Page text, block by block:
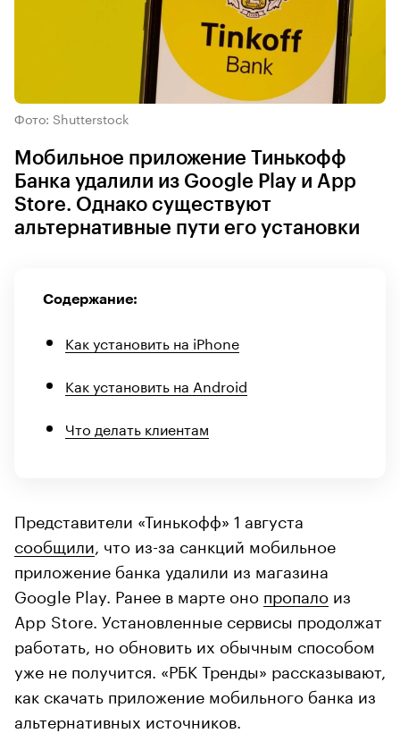
Фото: Shutterstock
Мобильное приложение Тинькофф
Банка удалили из Google Play и App
Store. Однако существуют
альтернативные пути его установки
Содержание:
Как установить на iPhone
Как установить на Android
Что делать клиентам
Представители «Тинькофф» 1 августа
сообщили , что из-за санкций мобильное
приложение банка удалили из магазина
Google Play. Ранее в марте оно пропало из
App Store. Установленные сервисы продолжат
работать, но обновить их обычным способом
уже не получится. «РБК Тренды» рассказывают,
как скачать приложение мобильного банка из
альтернативных источников.